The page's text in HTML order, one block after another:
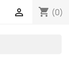
shopping_cart (0)
